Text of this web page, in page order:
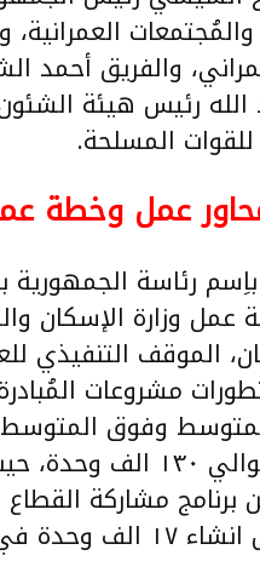
والفريق أحمد
الله رئيس هيئة
المسلحة.
عمل وخطة
رئاسة الجمهورية
وزارة الإسكان
الموقف التنفيذي
مشروعات
الاسكان الفاخر
برنامج مشاركة
مدن جديدة.